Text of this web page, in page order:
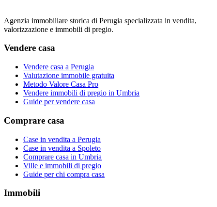
Agenzia immobiliare storica di Perugia specializzata in vendita,
valorizzazione e immobili di pregio.
Vendere casa
Vendere casa a Perugia
Valutazione immobile gratuita
Metodo Valore Casa Pro
Vendere immobili di pregio in Umbria
Guide per vendere casa
Comprare casa
Case in vendita a Perugia
Case in vendita a Spoleto
Comprare casa in Umbria
Ville e immobili di pregio
Guide per chi compra casa
Immobili